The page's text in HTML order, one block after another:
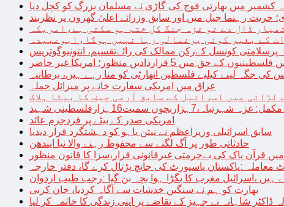
کشمیر میں بھارتی فوج کی گاڑی نے مسلمان بزرگ کو کچل دیا
حریت رہنما جیل میں اور سابق وزرائے اعلیٰ گھروں پر نظربند
ڈال دے تو غزہ جنگ کل ختم ہو سکتی ہے،امریکہ
کے بغیر کوئی یرغمالی رہا نہیں ہوگا،ابوعبیدہ
پرسلامتی کونسل کےرکن ممالک کی رائےتقسیم، انتونیوگوتریس
کے حق میں 5 قراردادیں منظور؛ امریکا غیر حاضر
جگہ لینے کیلیے فلسطین اتھارٹی کو منا رہے ہیں، برطانیہ
عراق میں امریکی سفارت خانے پر میزائل حملہ
لڑائی میں اسرائیل کے سابق آرمی چیف کا بیٹا ہلاک
امریکی صدر کے بیٹے پر فردجرم عائد
سابق اسرائیلی وزیراعظم نے نیتن یاہو کو دہشتگرد قرار دیدیا
حادثاتی طور پر آگ لگنے سے محفوظ رہنے والا نیا ایندھن
قرآن پاک کی بےحرمتی غیرقانونی قرار،سزا کا قانون منظور
معاملہ :پاکستان پاسپورٹ کی جانچ پڑتال کرے گا، دفتر خارجہ
،اسرائیل مغرب کا بگڑا ہوا بچہ بن گیا :رجب طیب اردوان
بھارت کو ہم نے سنگین خدشات سے آگاہ کردیا، جان کربی